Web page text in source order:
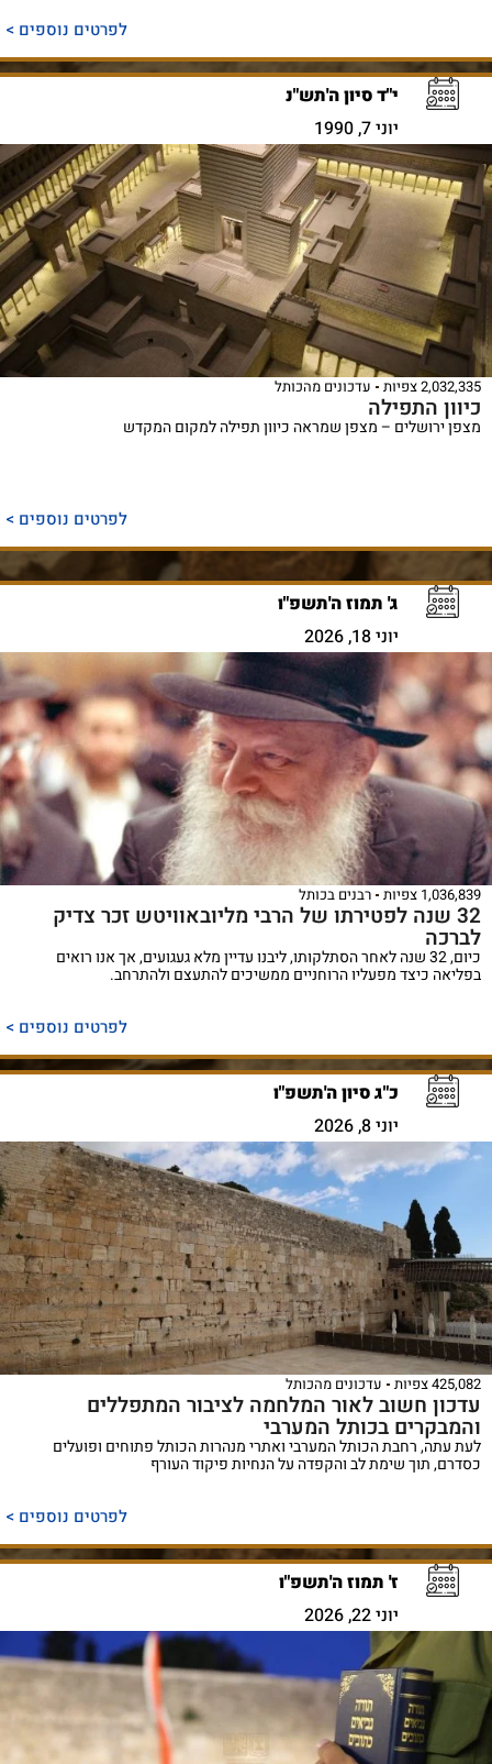
לפרטים נוספים >
י"ד סיון ה'תש"נ
יוני 7, 1990
2,032,335 צפיות עדכונים מהכותל
כיוון התפילה
מצפן ירושלים – מצפן שמראה כיוון תפילה למקום המקדש
לפרטים נוספים >
ג' תמוז ה'תשפ"ו
יוני 18, 2026
1,036,839 צפיות רבנים בכותל
32 שנה לפטירתו של הרבי מליובאוויטש זכר צדיק
לברכה
כיום, 32 שנה לאחר הסתלקותו, ליבנו עדיין מלא געגועים, אך אנו רואים
בפליאה כיצד מפעליו הרוחניים ממשיכים להתעצם ולהתרחב.
לפרטים נוספים >
כ"ג סיון ה'תשפ"ו
יוני 8, 2026
425,082 צפיות עדכונים מהכותל
עדכון חשוב לאור המלחמה לציבור המתפללים
והמבקרים בכותל המערבי
לעת עתה, רחבת הכותל המערבי ואתרי מנהרות הכותל פתוחים ופועלים
כסדרם, תוך שימת לב והקפדה על הנחיות פיקוד העורף
לפרטים נוספים >
ז' תמוז ה'תשפ"ו
יוני 22, 2026